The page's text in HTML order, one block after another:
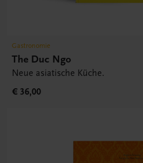
Gastronomie
The Duc Ngo
Neue asiatische Küche.
€ 36,00